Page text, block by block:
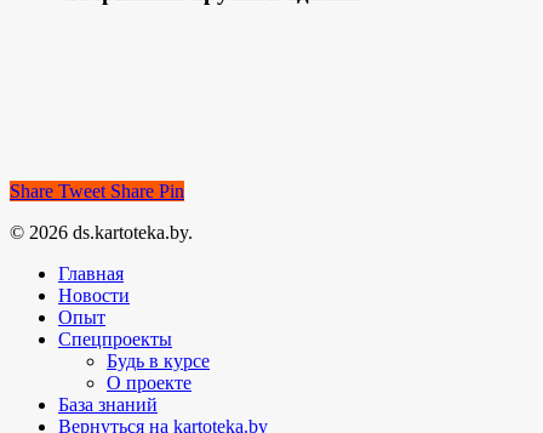
Share Tweet Share Pin
© 2026 ds.kartoteka.by.
Главная
Новости
Опыт
Спецпроекты
Будь в курсе
О проекте
База знаний
Вернуться на kartoteka.by